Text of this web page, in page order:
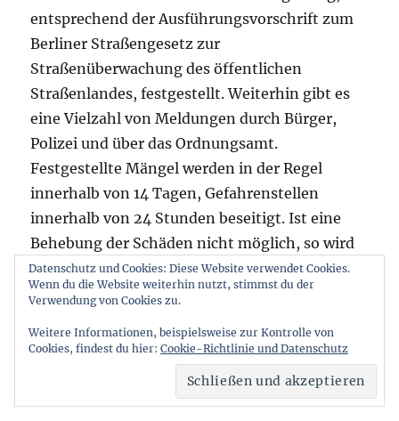
entsprechend der Ausführungsvorschrift zum
Berliner Straßengesetz zur
Straßenüberwachung des öffentlichen
Straßenlandes, festgestellt. Weiterhin gibt es
eine Vielzahl von Meldungen durch Bürger,
Polizei und über das Ordnungsamt.
Festgestellte Mängel werden in der Regel
innerhalb von 14 Tagen, Gefahrenstellen
innerhalb von 24 Stunden beseitigt. Ist eine
Behebung der Schäden nicht möglich, so wird
mit entsprechenden Verkehrszeichen darauf
hingewiesen.
Datenschutz und Cookies: Diese Website verwendet Cookies.
Wenn du die Website weiterhin nutzt, stimmst du der
Verwendung von Cookies zu.
Weitere Informationen, beispielsweise zur Kontrolle von
Cookies, findest du hier: Cookie-Richtlinie und Datenschutz